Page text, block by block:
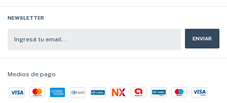
NEWSLETTER
Medios de pago